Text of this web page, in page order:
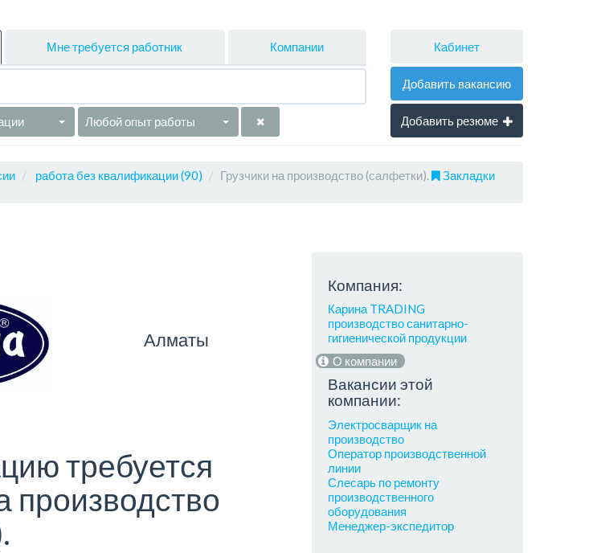
Мне требуется работник Компании
Любой опыт работы
Кабинет
Добавить вакансию
Добавить резюме
работа без квалификации (90) Грузчики на производство (салфетки).
Закладки
Алматы
требуется
производство
Компания:
Карина TRADING
производство санитарно-
гигиенической продукции
О компании
Вакансии этой
компании:
Электросварщик на
производство
Оператор производственной
линии
Слесарь по ремонту
производственного
оборудования
Менеджер-экспедитор